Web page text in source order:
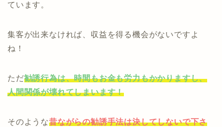
ています。
集客が出来なければ、収益を得る機会がないですよ
ね！
ただ勧誘行為は、時間もお金も労力もかかりますし、
人間関係が壊れてしまいます！
そのような昔ながらの勧誘手法は決してしないで下さ